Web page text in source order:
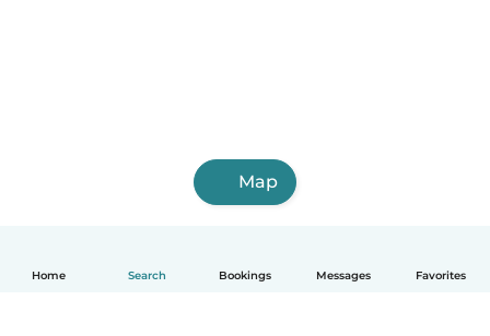
Home Search Bookings Messages Favorites
Map